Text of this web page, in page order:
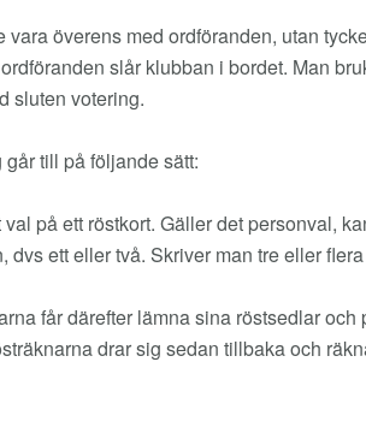
vara överens med ordföranden, utan
slår klubban i bordet. Man
sluten votering.
till på följande sätt:
val på ett röstkort. Gäller det personval,
dvs ett eller två. Skriver man tre eller
får därefter lämna sina röstsedlar
drar sig sedan tillbaka och